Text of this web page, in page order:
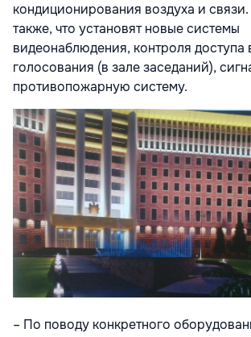
кондиционирования воздуха и
также, что установят новые системы
видеонаблюдения, контроля доступа
голосования (в зале заседаний),
противопожарную систему.
– По поводу конкретного